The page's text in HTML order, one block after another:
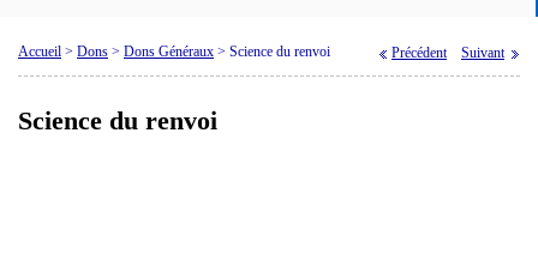
Accueil > Dons > Dons Généraux > Science du renvoi Précédent Suivant
Science du renvoi